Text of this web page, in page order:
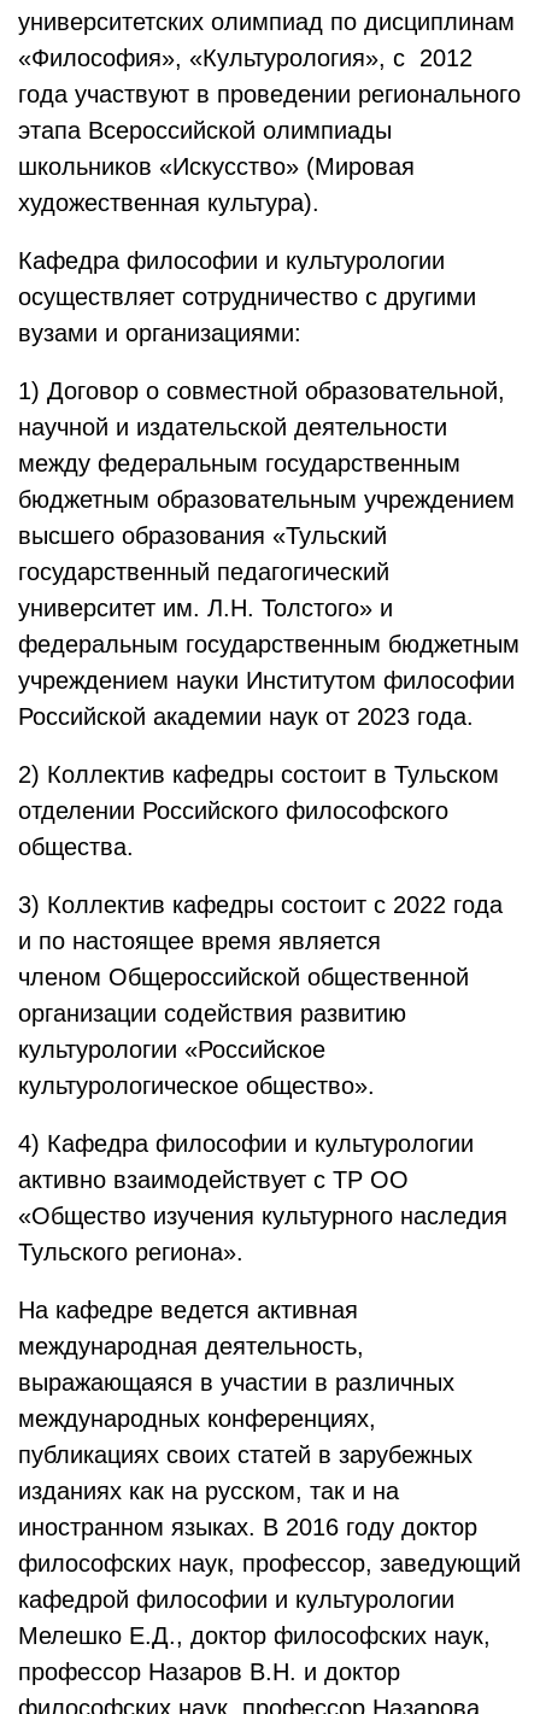
университетских олимпиад по дисциплинам
«Философия», «Культурология», с 2012
года участвуют в проведении регионального
этапа Всероссийской олимпиады
школьников «Искусство» (Мировая
художественная культура).
Кафедра философии и культурологии
осуществляет сотрудничество с другими
вузами и организациями:
1) Договор о совместной образовательной,
научной и издательской деятельности
между федеральным государственным
бюджетным образовательным учреждением
высшего образования «Тульский
государственный педагогический
университет им. Л.Н. Толстого» и
федеральным государственным бюджетным
учреждением науки Институтом философии
Российской академии наук от 2023 года.
2) Коллектив кафедры состоит в Тульском
отделении Российского философского
общества.
3) Коллектив кафедры состоит с 2022 года
и по настоящее время является
членом Общероссийской общественной
организации содействия развитию
культурологии «Российское
культурологическое общество».
4) Кафедра философии и культурологии
активно взаимодействует с ТР ОО
«Общество изучения культурного наследия
Тульского региона».
На кафедре ведется активная
международная деятельность,
выражающаяся в участии в различных
международных конференциях,
публикациях своих статей в зарубежных
изданиях как на русском, так и на
иностранном языках. В 2016 году доктор
философских наук, профессор, заведующий
кафедрой философии и культурологии
Мелешко Е.Д., доктор философских наук,
профессор Назаров В.Н. и доктор
философских наук, профессор Назарова